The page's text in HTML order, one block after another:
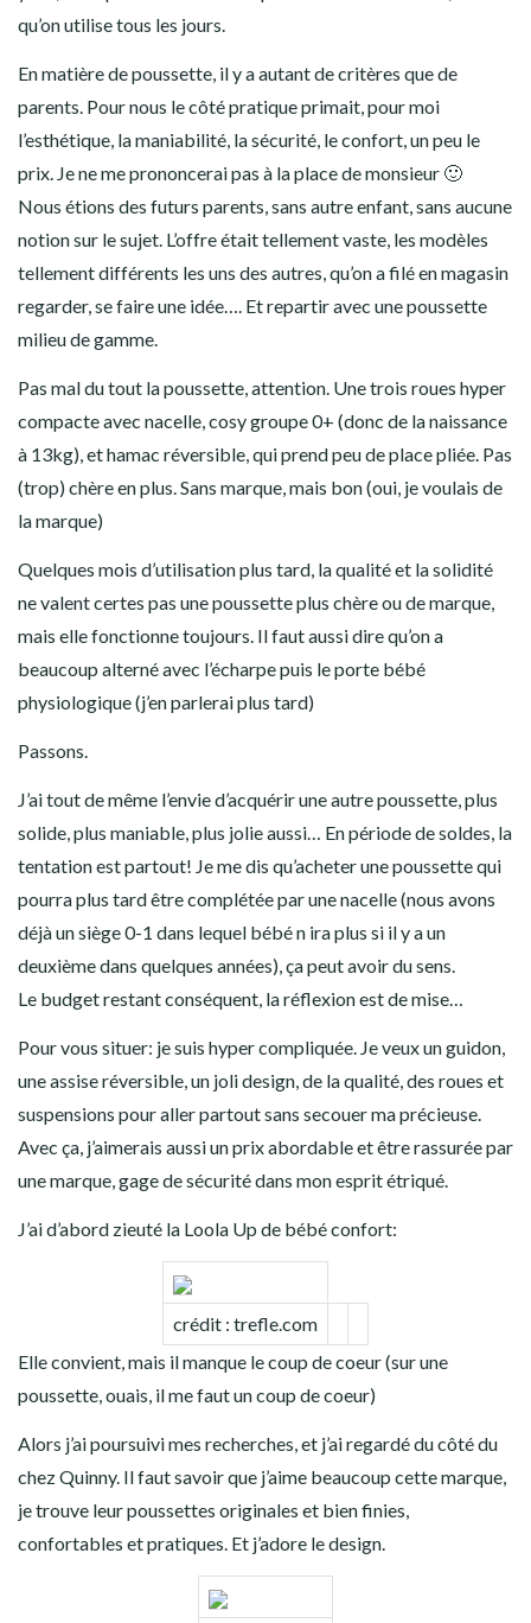
qu’on utilise tous les jours.
En matière de poussette, il y a autant de critères que de
parents. Pour nous le côté pratique primait, pour moi
l’esthétique, la maniabilité, la sécurité, le confort, un peu le
prix. Je ne me prononcerai pas à la place de monsieur 🙂
Nous étions des futurs parents, sans autre enfant, sans aucune
notion sur le sujet. L’offre était tellement vaste, les modèles
tellement différents les uns des autres, qu’on a filé en magasin
regarder, se faire une idée…. Et repartir avec une poussette
milieu de gamme.
Pas mal du tout la poussette, attention. Une trois roues hyper
compacte avec nacelle, cosy groupe 0+ (donc de la naissance
à 13kg), et hamac réversible, qui prend peu de place pliée. Pas
(trop) chère en plus. Sans marque, mais bon (oui, je voulais de
la marque)
Quelques mois d’utilisation plus tard, la qualité et la solidité
ne valent certes pas une poussette plus chère ou de marque,
mais elle fonctionne toujours. Il faut aussi dire qu’on a
beaucoup alterné avec l’écharpe puis le porte bébé
physiologique (j’en parlerai plus tard)
Passons.
J’ai tout de même l’envie d’acquérir une autre poussette, plus
solide, plus maniable, plus jolie aussi… En période de soldes, la
tentation est partout! Je me dis qu’acheter une poussette qui
pourra plus tard être complétée par une nacelle (nous avons
déjà un siège 0-1 dans lequel bébé n ira plus si il y a un
deuxième dans quelques années), ça peut avoir du sens.
Le budget restant conséquent, la réflexion est de mise…
Pour vous situer: je suis hyper compliquée. Je veux un guidon,
une assise réversible, un joli design, de la qualité, des roues et
suspensions pour aller partout sans secouer ma précieuse.
Avec ça, j’aimerais aussi un prix abordable et être rassurée par
une marque, gage de sécurité dans mon esprit étriqué.
J’ai d’abord zieuté la Loola Up de bébé confort:
crédit : trefle.com
Elle convient, mais il manque le coup de coeur (sur une
poussette, ouais, il me faut un coup de coeur)
Alors j’ai poursuivi mes recherches, et j’ai regardé du côté du
chez Quinny. Il faut savoir que j’aime beaucoup cette marque,
je trouve leur poussettes originales et bien finies,
confortables et pratiques. Et j’adore le design.